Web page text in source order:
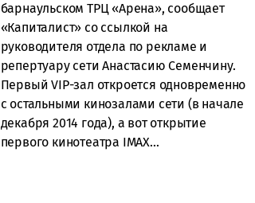
барнаульском ТРЦ «Арена», сообщает
«Капиталист» со ссылкой на
руководителя отдела по рекламе и
репертуару сети Анастасию Семенчину.
Первый VIP-зал откроется одновременно
с остальными кинозалами сети (в начале
декабря 2014 года), а вот открытие
первого кинотеатра IMAX...